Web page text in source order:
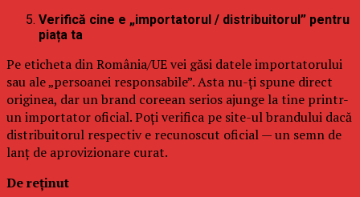
Verifică cine e „importatorul / distribuitorul” pentru
piața ta
Pe eticheta din România/UE vei găsi datele importatorului
sau ale „persoanei responsabile”. Asta nu-ți spune direct
originea, dar un brand coreean serios ajunge la tine printr-
un importator oficial. Poți verifica pe site-ul brandului dacă
distribuitorul respectiv e recunoscut oficial — un semn de
lanț de aprovizionare curat.
De reținut